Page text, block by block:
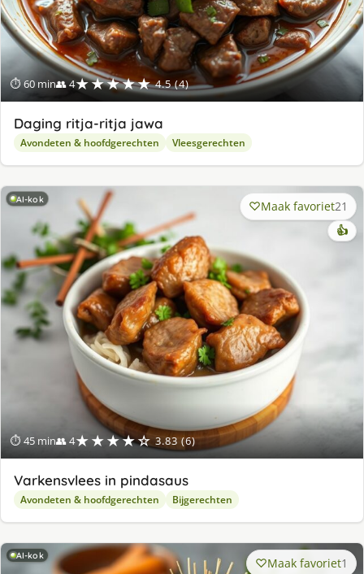
⏱ 60 min👥 4★★★★★ 4.5 (4)
Daging ritja-ritja jawa
Avondeten & hoofdgerechten Vleesgerechten
AI-kok
⏱ 45 min👥 4★★★★☆ 3.83 (6)
Maak favoriet21
👍
Varkensvlees in pindasaus
Avondeten & hoofdgerechten Bijgerechten
AI-kok Maak favoriet1